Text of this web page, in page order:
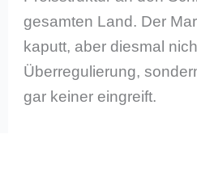
gesamten Land. Der
kaputt, aber diesmal
Überregulierung,
gar keiner eingreift.